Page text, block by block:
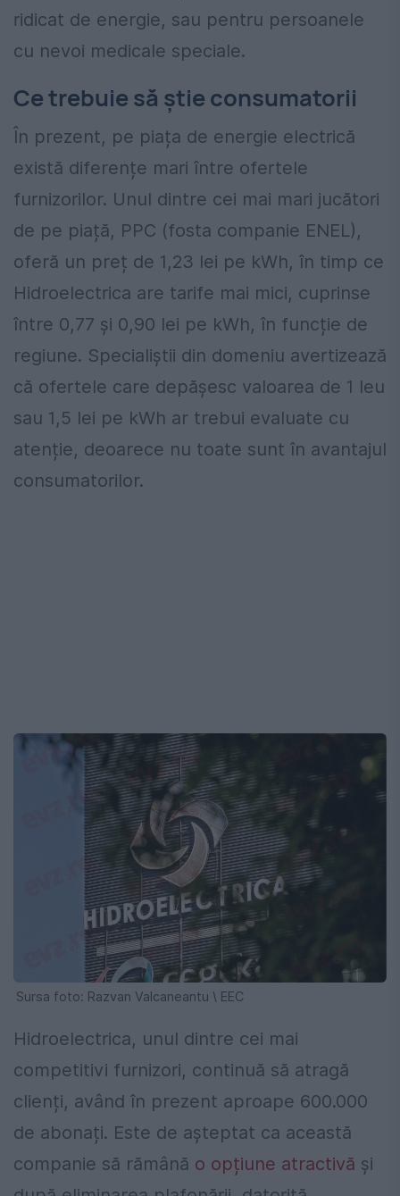
ridicat de energie, sau pentru persoanele
cu nevoi medicale speciale.
Ce trebuie să știe consumatorii
În prezent, pe piața de energie electrică
există diferențe mari între ofertele
furnizorilor. Unul dintre cei mai mari jucători
de pe piață, PPC (fosta companie ENEL),
oferă un preț de 1,23 lei pe kWh, în timp ce
Hidroelectrica are tarife mai mici, cuprinse
între 0,77 și 0,90 lei pe kWh, în funcție de
regiune. Specialiștii din domeniu avertizează
că ofertele care depășesc valoarea de 1 leu
sau 1,5 lei pe kWh ar trebui evaluate cu
atenție, deoarece nu toate sunt în avantajul
consumatorilor.
Sursa foto: Razvan Valcaneantu \ EEC
Hidroelectrica, unul dintre cei mai
competitivi furnizori, continuă să atragă
clienți, având în prezent aproape 600.000
de abonați. Este de așteptat ca această
companie să rămână o opțiune atractivă și